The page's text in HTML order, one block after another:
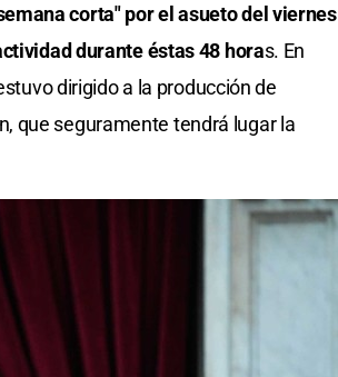
corta" por el asueto del viernes
durante éstas 48 horas. En
dirigido a la producción de
que seguramente tendrá lugar la